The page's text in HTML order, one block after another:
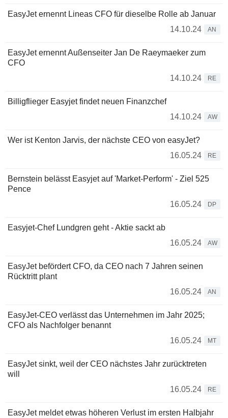
EasyJet ernennt Lineas CFO für dieselbe Rolle ab Januar
14.10.24
AN
EasyJet ernennt Außenseiter Jan De Raeymaeker zum
CFO
14.10.24
RE
Billigflieger Easyjet findet neuen Finanzchef
14.10.24
AW
Wer ist Kenton Jarvis, der nächste CEO von easyJet?
16.05.24
RE
Bernstein belässt Easyjet auf 'Market-Perform' - Ziel 525
Pence
16.05.24
DP
Easyjet-Chef Lundgren geht - Aktie sackt ab
16.05.24
AW
EasyJet befördert CFO, da CEO nach 7 Jahren seinen
Rücktritt plant
16.05.24
AN
EasyJet-CEO verlässt das Unternehmen im Jahr 2025;
CFO als Nachfolger benannt
16.05.24
MT
EasyJet sinkt, weil der CEO nächstes Jahr zurücktreten
will
16.05.24
RE
EasyJet meldet etwas höheren Verlust im ersten Halbjahr